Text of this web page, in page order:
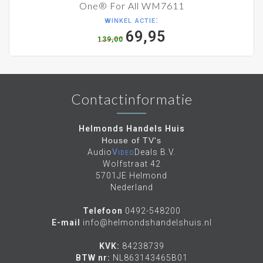
geen achtergrond verlichting omdat de
beeldpunten zelf licht geven kan er een erg
uitgezet kunnen worden. Hierdoor kancompleet
weergave van de kleuren en responstijd stukken
sneller dan een lcd paneel met led
achtergrondverlichting. Ook geeft de techniek
een betere kwaliteit dan plasma. Bovendien is de
kijkhoek extreem grootomdat de beeldpunten
zelf licht kunnen geven. Andere belangrijke
punten zijn dat oled displays nog veel
energieverbruik is veel minder
tot nu toe gewend zijn. (bron:
DE VOORDELEN VAN EEN 42INCH OLED
One® For All WM7611
winkel actie:
139,00 69,95
Contactinformatie
Helmonds Handels Huis
House of TV's
AudioVideoDeals B.V.
Wolfstraat 42
5701JE Helmond
Nederland
Telefoon 0492-548200
E-mail
info@helmondshandelshuis.nl
KVK: 84238739
BTW nr: NL863143465B01